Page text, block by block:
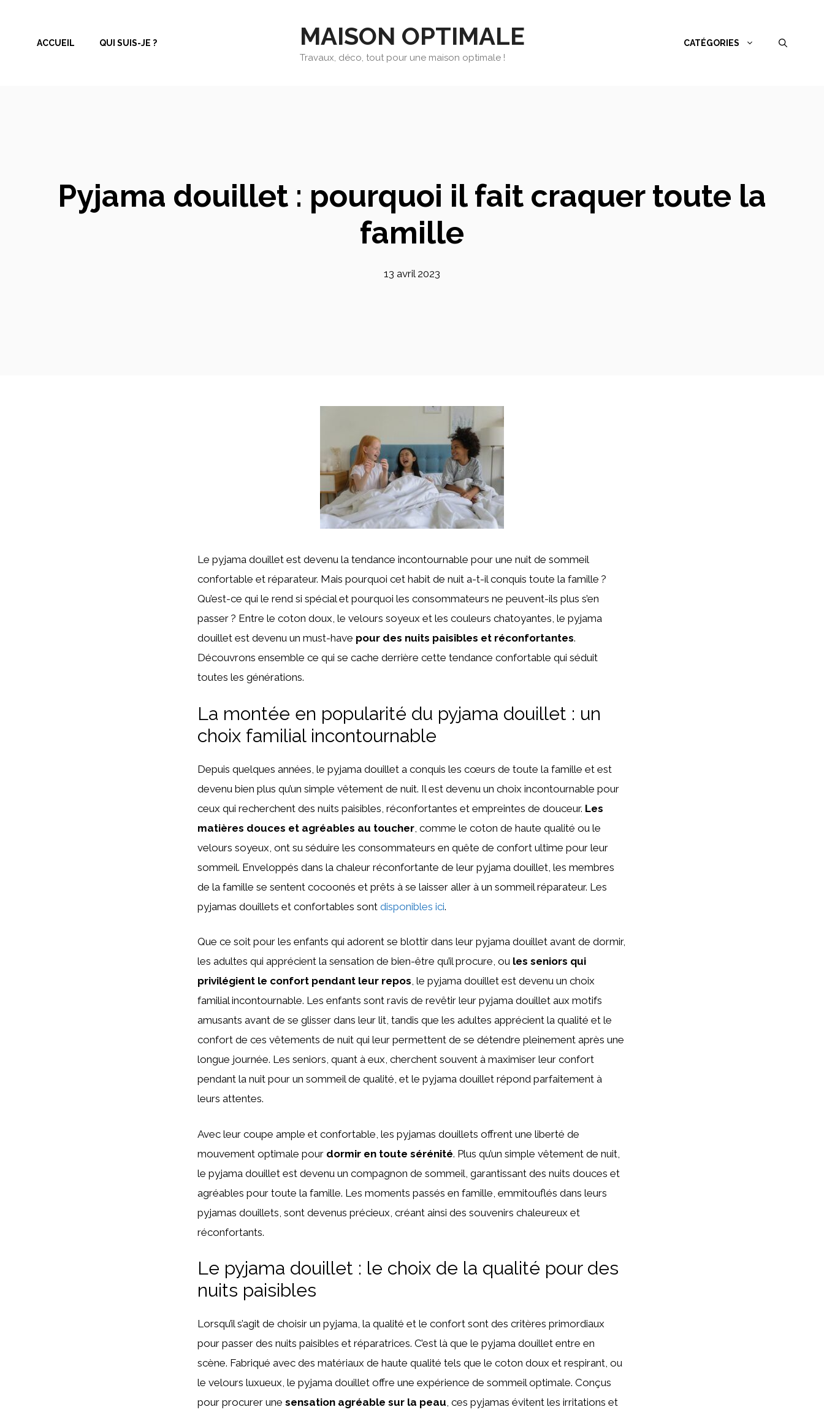
contenu
MAISON OPTIMALE
Travaux, déco, tout pour une maison optimale !
ACCUEIL QUI SUIS-JE ? CATÉGORIES
Pyjama douillet : pourquoi il fait craquer toute la
famille
13 avril 2023
Le pyjama douillet est devenu la tendance incontournable pour une nuit de sommeil
confortable et réparateur. Mais pourquoi cet habit de nuit a-t-il conquis toute la famille ?
Qu’est-ce qui le rend si spécial et pourquoi les consommateurs ne peuvent-ils plus s’en
passer ? Entre le coton doux, le velours soyeux et les couleurs chatoyantes, le pyjama
douillet est devenu un must-have pour des nuits paisibles et réconfortantes.
Découvrons ensemble ce qui se cache derrière cette tendance confortable qui séduit
toutes les générations.
La montée en popularité du pyjama douillet : un
choix familial incontournable
Depuis quelques années, le pyjama douillet a conquis les cœurs de toute la famille et est
devenu bien plus qu’un simple vêtement de nuit. Il est devenu un choix incontournable pour
ceux qui recherchent des nuits paisibles, réconfortantes et empreintes de douceur. Les
matières douces et agréables au toucher , comme le coton de haute qualité ou le
velours soyeux, ont su séduire les consommateurs en quête de confort ultime pour leur
sommeil. Enveloppés dans la chaleur réconfortante de leur pyjama douillet, les membres
de la famille se sentent cocoonés et prêts à se laisser aller à un sommeil réparateur. Les
pyjamas douillets et confortables sont disponibles ici.
Que ce soit pour les enfants qui adorent se blottir dans leur pyjama douillet avant de dormir,
les adultes qui apprécient la sensation de bien-être qu’il procure, ou les seniors qui
privilégient le confort pendant leur repos, le pyjama douillet est devenu un choix
familial incontournable. Les enfants sont ravis de revêtir leur pyjama douillet aux motifs
amusants avant de se glisser dans leur lit, tandis que les adultes apprécient la qualité et le
confort de ces vêtements de nuit qui leur permettent de se détendre pleinement après une
longue journée. Les seniors, quant à eux, cherchent souvent à maximiser leur confort
pendant la nuit pour un sommeil de qualité, et le pyjama douillet répond parfaitement à
leurs attentes.
Avec leur coupe ample et confortable, les pyjamas douillets offrent une liberté de
mouvement optimale pour dormir en toute sérénité. Plus qu’un simple vêtement de nuit,
le pyjama douillet est devenu un compagnon de sommeil, garantissant des nuits douces et
agréables pour toute la famille. Les moments passés en famille, emmitouflés dans leurs
pyjamas douillets, sont devenus précieux, créant ainsi des souvenirs chaleureux et
réconfortants.
Le pyjama douillet : le choix de la qualité pour des
nuits paisibles
Lorsqu’il s’agit de choisir un pyjama, la qualité et le confort sont des critères primordiaux
pour passer des nuits paisibles et réparatrices. C’est là que le pyjama douillet entre en
scène. Fabriqué avec des matériaux de haute qualité tels que le coton doux et respirant, ou
le velours luxueux, le pyjama douillet offre une expérience de sommeil optimale. Conçus
pour procurer une sensation agréable sur la peau, ces pyjamas évitent les irritations et